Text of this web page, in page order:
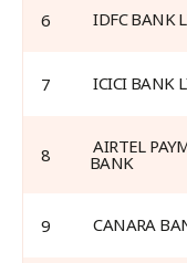
6 IDFC BANK
7 ICICI BANK
8 AIRTEL PAYMENTS
BANK
9 CANARA